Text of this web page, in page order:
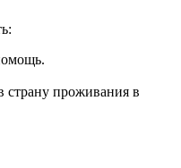
страну проживания в